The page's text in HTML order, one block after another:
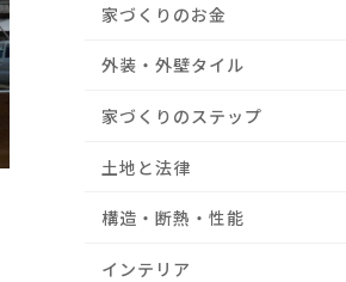
家づくりのお金
外装・外壁タイル
家づくりのステップ
土地と法律
構造・断熱・性能
インテリア